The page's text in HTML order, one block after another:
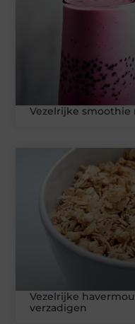
Vezelrijke
Vezelrijke
verzadigen